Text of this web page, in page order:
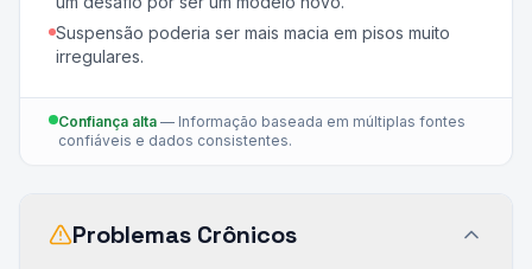
Suspensão poderia ser mais macia em pisos muito
irregulares.
Confiança alta — Informação baseada em múltiplas fontes
confiáveis e dados consistentes.
Problemas Crônicos